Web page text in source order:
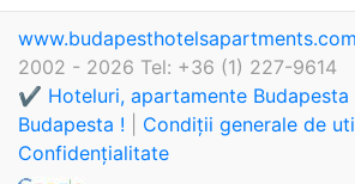
www.budapesthotelsapartments.com
2002 - 2026 Tel: +36 (1) 227-9614
✔️ Hoteluri, apartamente Budapesta
Budapesta !
Condiții generale de
Confidențialitate